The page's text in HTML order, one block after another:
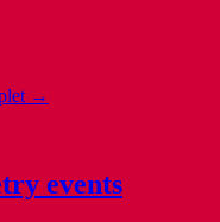
→
events